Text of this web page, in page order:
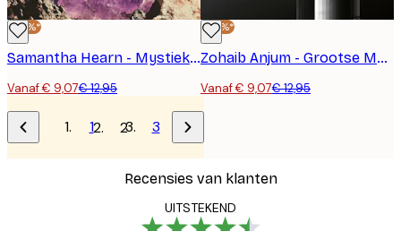
-30%*
Samantha Hearn - Mystieke Amethist Galaxy Poster
Vanaf € 9,07€ 12,95
-30%*
Zohaib Anjum - Grootse Maan Wolkenkrabber Poster
Vanaf € 9,07€ 12,95
1 2 3
Recensies van klanten
UITSTEKEND